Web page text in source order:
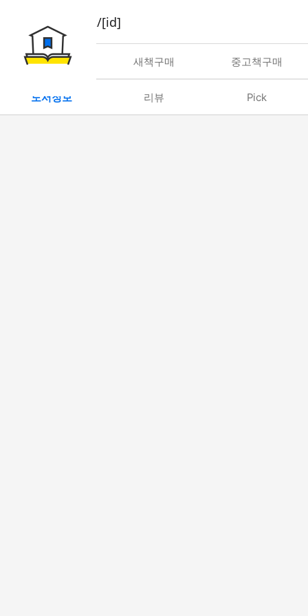
book/rent/[id]
대여 새책구매 중고책구매
도서정보 리뷰 Pick